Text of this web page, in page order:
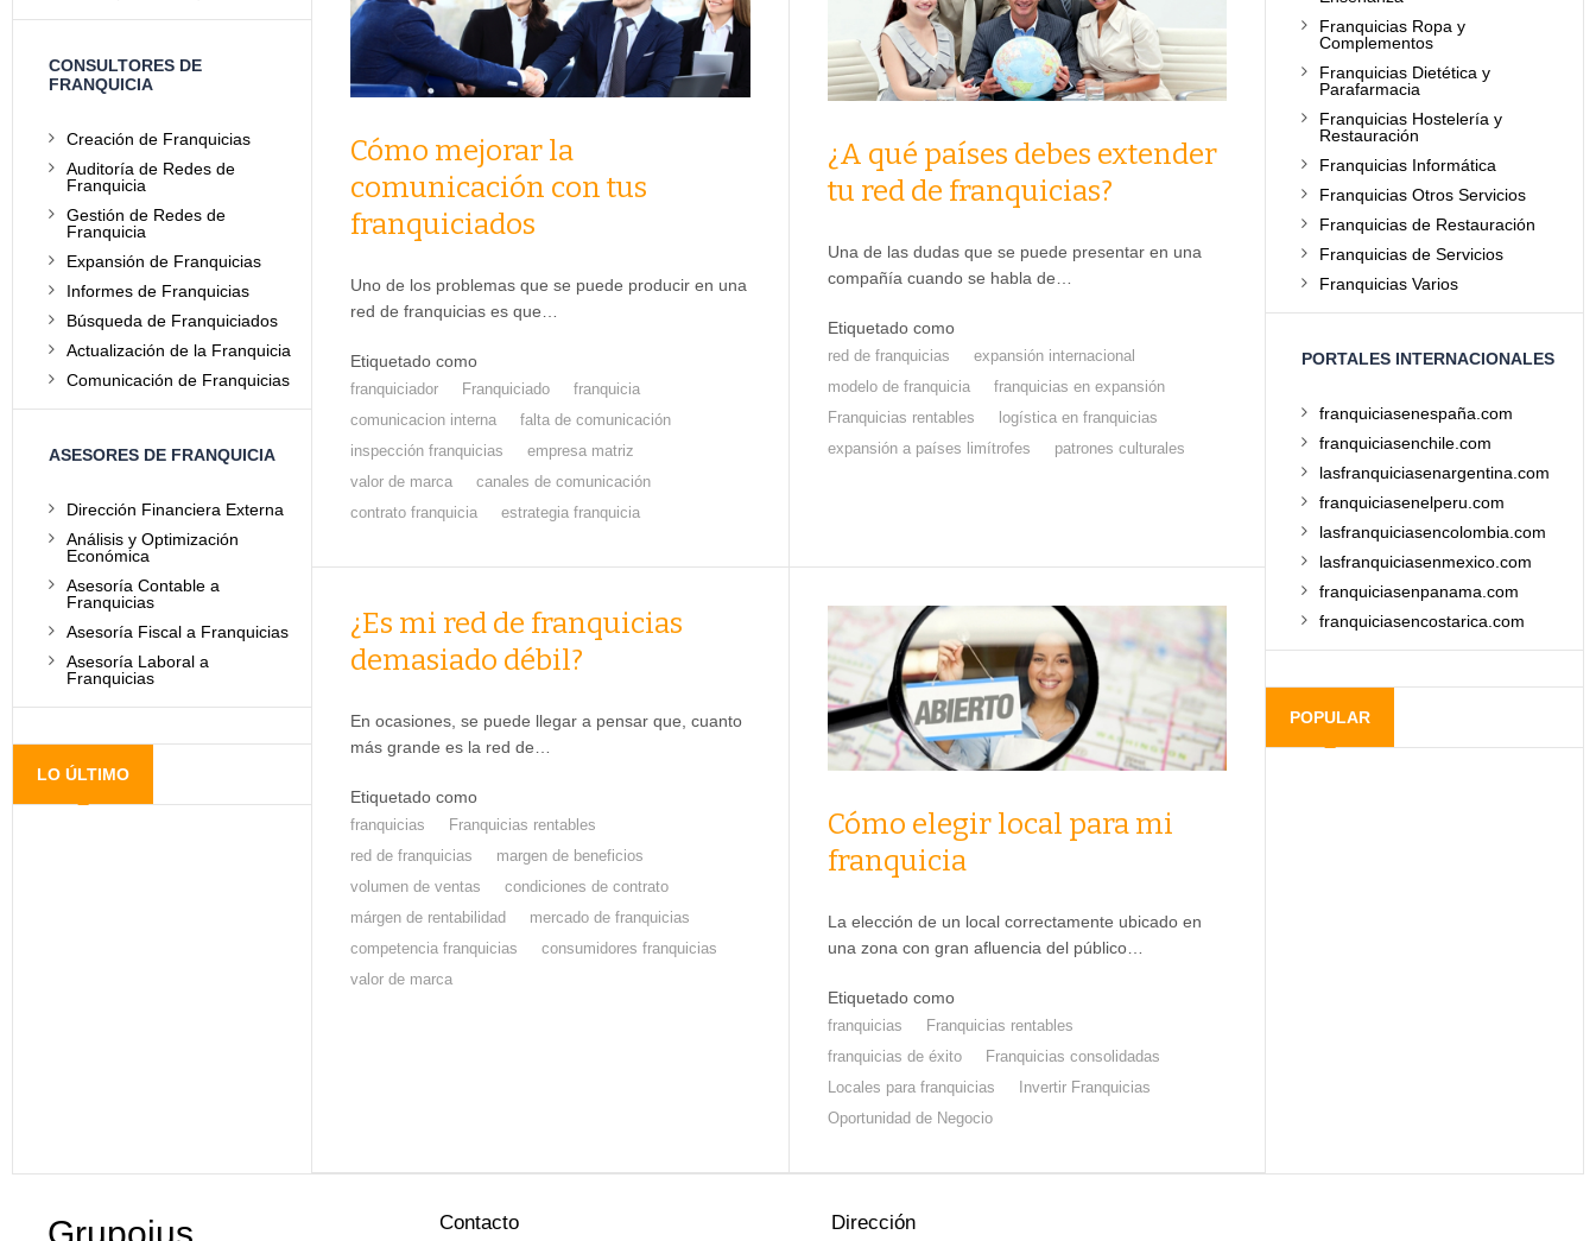
Cómo mejorar la
comunicación con tus
franquiciados
Uno de los problemas que se puede producir en una
red de franquicias es que…
Etiquetado como
franquiciador Franquiciado
franquicia
comunicacion interna
falta de comunicación
inspección franquicias
empresa matriz
valor de marca
canales de comunicación
contrato franquicia
estrategia franquicia
¿A qué países debes extender
tu red de franquicias?
Una de las dudas que se puede presentar en una
compañía cuando se habla de…
Etiquetado como
red de franquicias
expansión internacional
modelo de franquicia
franquicias en expansión
Franquicias rentables
logística en franquicias
expansión a países limítrofes
patrones culturales
¿Es mi red de franquicias
demasiado débil?
En ocasiones, se puede llegar a pensar que, cuanto
más grande es la red de…
Etiquetado como
franquicias
Franquicias rentables
red de franquicias
margen de beneficios
volumen de ventas
condiciones de contrato
márgen de rentabilidad
mercado de franquicias
competencia franquicias
consumidores franquicias
valor de marca
Cómo elegir local para mi
franquicia
La elección de un local correctamente ubicado en
una zona con gran afluencia del público…
Etiquetado como
franquicias
Franquicias rentables
franquicias de éxito
Franquicias consolidadas
Locales para franquicias
Invertir Franquicias
Oportunidad de Negocio
Franquicias Ropa y
Complementos
Franquicias Dietética y
Parafarmacia
Franquicias Hostelería y
Restauración
Franquicias Informática
Franquicias Otros Servicios
Franquicias de Restauración
Franquicias de Servicios
Franquicias Varios
PORTALES INTERNACIONALES
franquiciasenespaña.com
franquiciasenchile.com
lasfranquiciasenargentina.com
franquiciasenelperu.com
lasfranquiciasencolombia.com
lasfranquiciasenmexico.com
franquiciasenpanama.com
franquiciasencostarica.com
POPULAR
CONSULTORES DE
FRANQUICIA
Creación de Franquicias
Auditoría de Redes de
Franquicia
Gestión de Redes de
Franquicia
Expansión de Franquicias
Informes de Franquicias
Búsqueda de Franquiciados
Actualización de la Franquicia
Comunicación de Franquicias
ASESORES DE FRANQUICIA
Dirección Financiera Externa
Análisis y Optimización
Económica
Asesoría Contable a
Franquicias
Asesoría Fiscal a Franquicias
Asesoría Laboral a
Franquicias
LO ÚLTIMO
Contacto Dirección